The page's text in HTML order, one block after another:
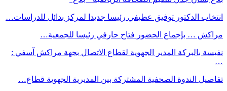
انتخاب الدكتور توفيق عطيفي رئيسا جديدا لمركز بدائل للدراسات…
مراكش … بإجماع الحضور فتاح حارفي رئيسا للجمعية…
نفيسة بالبركة المدير الجهوية لقطاع الاتصال بجهة مراكش آسفي :
…
تفاصيل الندوة الصحفية المشتركة بين المديرية الجهوية قطاع…